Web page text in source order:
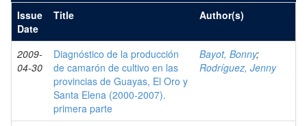
Issue
Date
Title Author(s)
2009-
04-30
Diagnóstico de la producción
de camarón de cultivo en las
provincias de Guayas, El Oro y
Santa Elena (2000-2007).
primera parte
Bayot, Bonny;
Rodríguez, Jenny